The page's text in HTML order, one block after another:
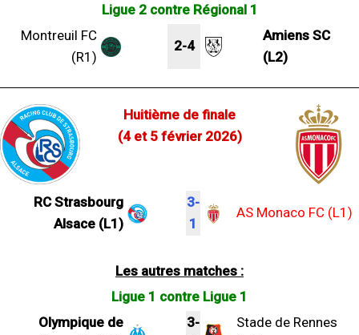
Ligue 2 contre Régional 1
Montreuil FC
(R1)
2-4
Amiens SC
(L2)
Huitième de finale
(4 et 5 février 2026)
RC Strasbourg
Alsace (L1)
3-
1
AS Monaco FC (L1)
Les autres matches :
Ligue 1 contre Ligue 1
Olympique de
3-
Stade de Rennes